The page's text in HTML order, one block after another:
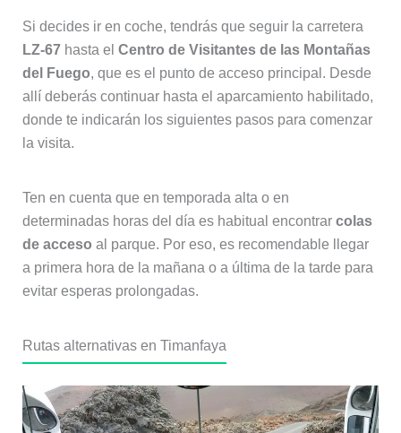
Si decides ir en coche, tendrás que seguir la carretera
LZ-67hasta el Centro de Visitantes de las Montañas
del Fuego, que es el punto de acceso principal. Desde
allí deberás continuar hasta el aparcamiento habilitado,
donde te indicarán los siguientes pasos para comenzar
la visita.
Ten en cuenta que en temporada alta o en
determinadas horas del día es habitual encontrar colas
de acceso al parque. Por eso, es recomendable llegar
a primera hora de la mañana o a última de la tarde para
evitar esperas prolongadas.
Rutas alternativas en Timanfaya